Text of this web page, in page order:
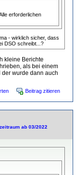
erforderlichen
- wirklich sicher, dass
DSO schreibt...?
kleine Berichte
als bei einem
wurde dann auch
Beitrag zitieren
ab 03/2022